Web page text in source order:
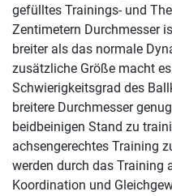
gefülltes Trainings- und
Zentimetern Durchmesser
breiter als das normale
zusätzliche Größe macht
Schwierigkeitsgrad des
breitere Durchmesser
beidbeinigen Stand zu
achsengerechtes Training
werden durch das Training
Koordination und